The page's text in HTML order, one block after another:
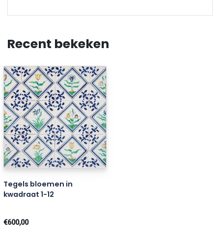
Recent bekeken
Tegels bloemen in
kwadraat 1-12
€600,00